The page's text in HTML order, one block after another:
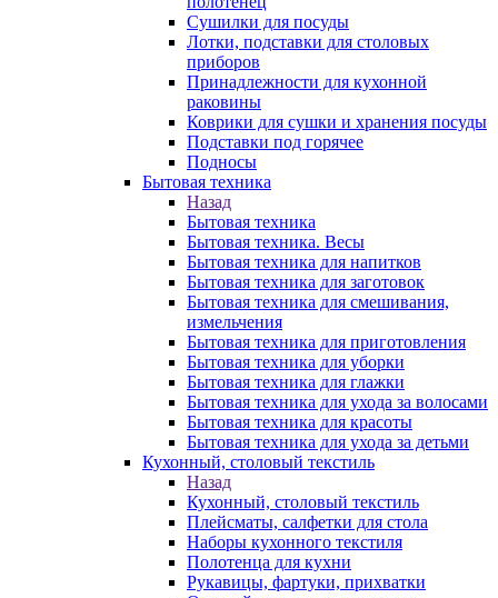
Сушилки для посуды
Лотки, подставки для столовых
приборов
Принадлежности для кухонной
раковины
Коврики для сушки и хранения посуды
Подставки под горячее
Подносы
Бытовая техника
Назад
Бытовая техника
Бытовая техника. Весы
Бытовая техника для напитков
Бытовая техника для заготовок
Бытовая техника для смешивания,
измельчения
Бытовая техника для приготовления
Бытовая техника для уборки
Бытовая техника для глажки
Бытовая техника для ухода за волосами
Бытовая техника для красоты
Бытовая техника для ухода за детьми
Кухонный, столовый текстиль
Назад
Кухонный, столовый текстиль
Плейсматы, салфетки для стола
Наборы кухонного текстиля
Полотенца для кухни
Рукавицы, фартуки, прихватки